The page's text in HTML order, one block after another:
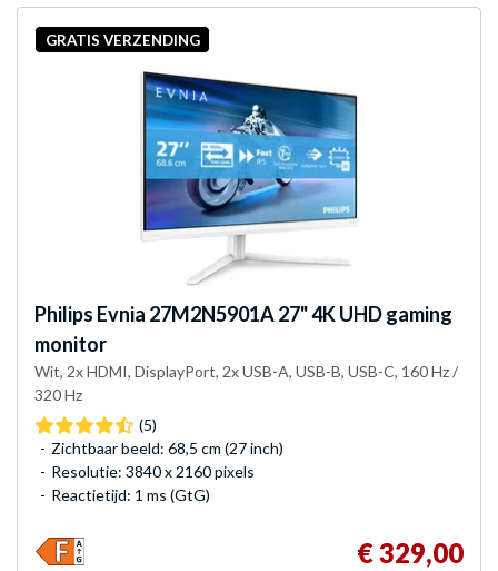
GRATIS VERZENDING
Philips Evnia 27M2N5901A 27" 4K UHD gaming
monitor
Wit, 2x HDMI, DisplayPort, 2x USB-A, USB-B, USB-C, 160 Hz /
320 Hz
(5)
Zichtbaar beeld: 68,5 cm (27 inch)
Resolutie: 3840 x 2160 pixels
Reactietijd: 1 ms (GtG)
€ 329,00